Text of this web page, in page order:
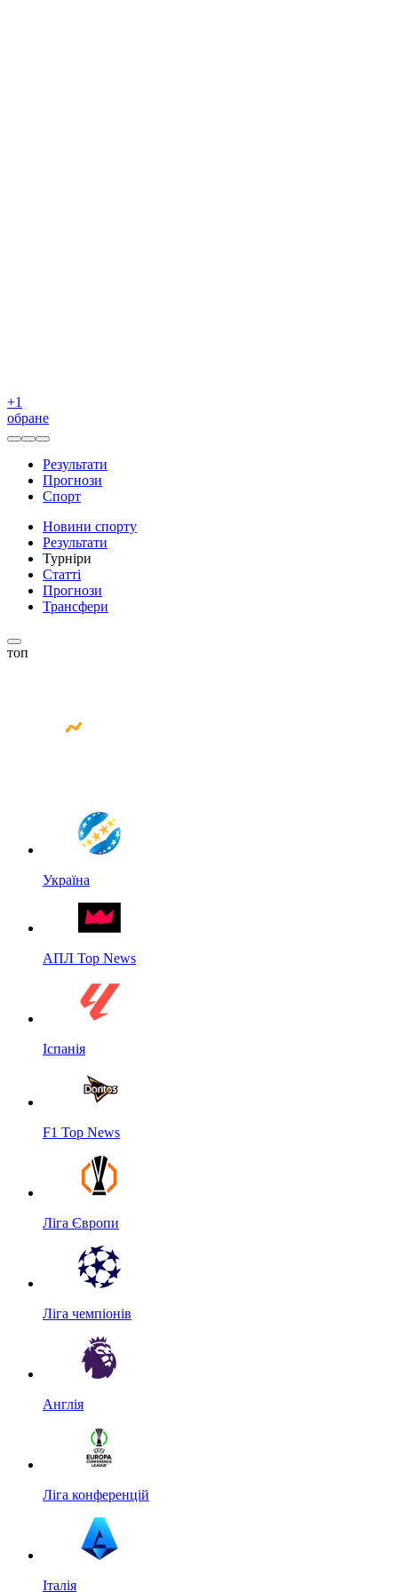
+1
обране
Результати
Прогнози
Спорт
Новини спорту
Результати
Турніри
Статті
Прогнози
Трансфери
топ
Україна
АПЛ Top News
Іспанія
F1 Top News
Ліга Європи
Ліга чемпіонів
Англія
Ліга конференцій
Італія